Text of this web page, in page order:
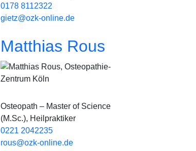
0178 8112322
gietz@ozk-online.de
Matthias Rous
Bild
Osteopath – Master of Science
(M.Sc.), Heilpraktiker
0221 2042235
rous@ozk-online.de